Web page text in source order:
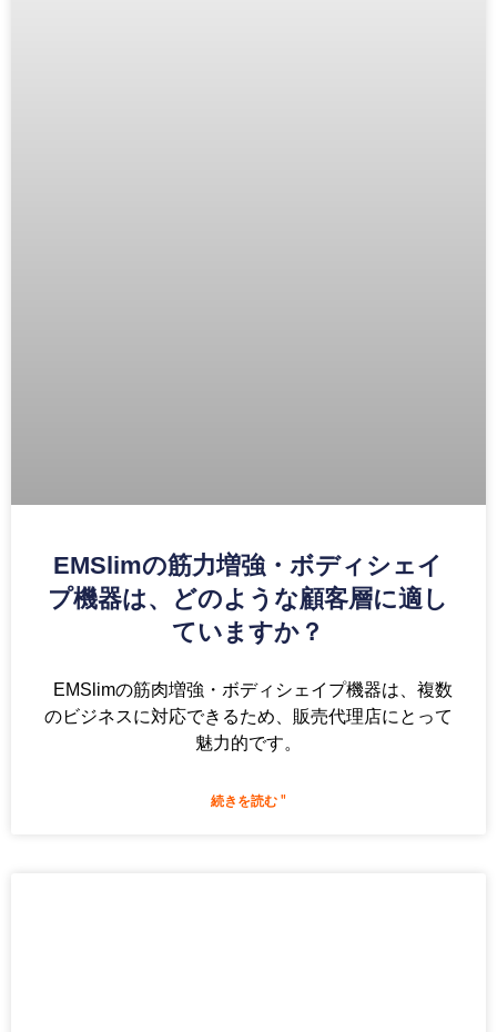
EMSlimの筋力増強・ボディシェイ
プ機器は、どのような顧客層に適し
ていますか？
EMSlimの筋肉増強・ボディシェイプ機器は、複数
のビジネスに対応できるため、販売代理店にとって
魅力的です。
続きを読む "